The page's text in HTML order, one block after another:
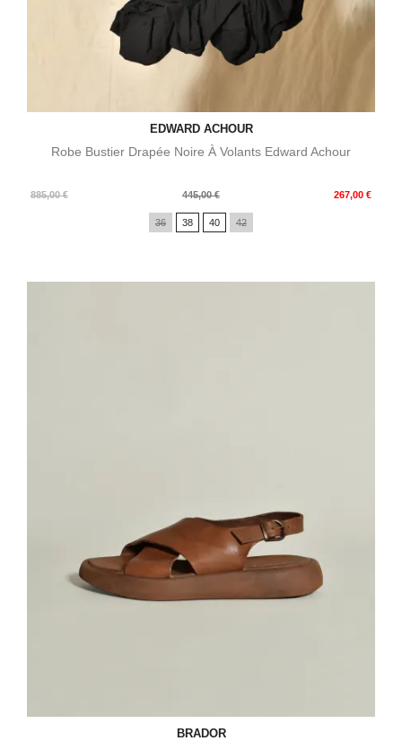
EDWARD ACHOUR
Robe Bustier Drapée Noire À Volants Edward Achour
885,00 €
Prix
445,00 € 267,00 €
Prix
36 38 40 42
BRADOR